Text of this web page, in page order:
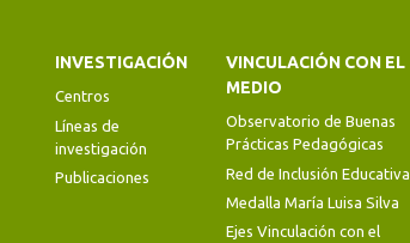
INVESTIGACIÓN
Centros
Líneas de
investigación
Publicaciones
VINCULACIÓN CON EL
MEDIO
Observatorio de Buenas
Prácticas Pedagógicas
Red de Inclusión Educativa
Medalla María Luisa Silva
Ejes Vinculación con el